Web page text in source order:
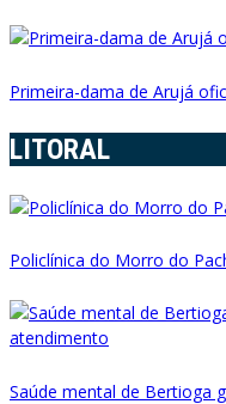
Primeira-dama de Arujá
LITORAL
Policlínica do Morro do
Saúde mental de Bertioga